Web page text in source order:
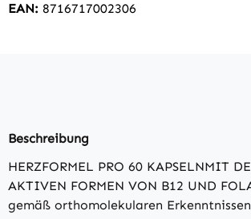
EAN: 8716717002306
Beschreibung
HERZFORMEL PRO 60 KAPSELNMIT
AKTIVEN FORMEN VON B12 UND
gemäß orthomolekularen